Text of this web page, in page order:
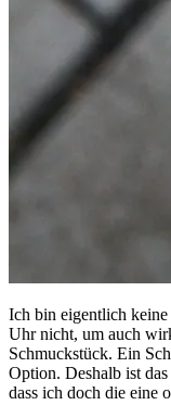
Ich bin eigentlich
Uhr nicht, um auch
Schmuckstück. Ein
Option. Deshalb ist
dass ich doch die eine